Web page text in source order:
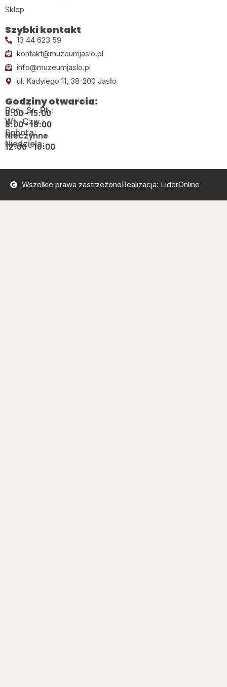
Sklep
Szybki kontakt
13 44 623 59
kontakt@muzeumjaslo.pl
info@muzeumjaslo.pl
ul. Kadyiego 11, 38-200 Jasło
Godziny otwarcia:
Pon., Śr., Pt.:
8:00 - 15:00
Wt., Czw.:
8:00 - 18:00
Sobota:
Nieczynne
Niedziela:
12:00 - 16:00
Wszelkie prawa zastrzeżoneRealizacja: LiderOnline